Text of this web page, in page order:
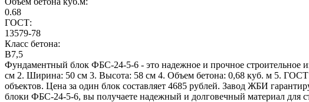
0.68
ГОСТ:
13579-78
Класс бетона:
B7,5
Фундаментный блок ФБС-24-5-6 - это надежное и прочное строительное
см 2. Ширина: 50 см 3. Высота: 58 см 4. Объем бетона: 0,68 куб. м 5. ГОСТ:
объектов. Цена за один блок составляет 4685 рублей. Завод ЖБИ
блоки ФБС-24-5-6, вы получаете надежный и долговечный материал для